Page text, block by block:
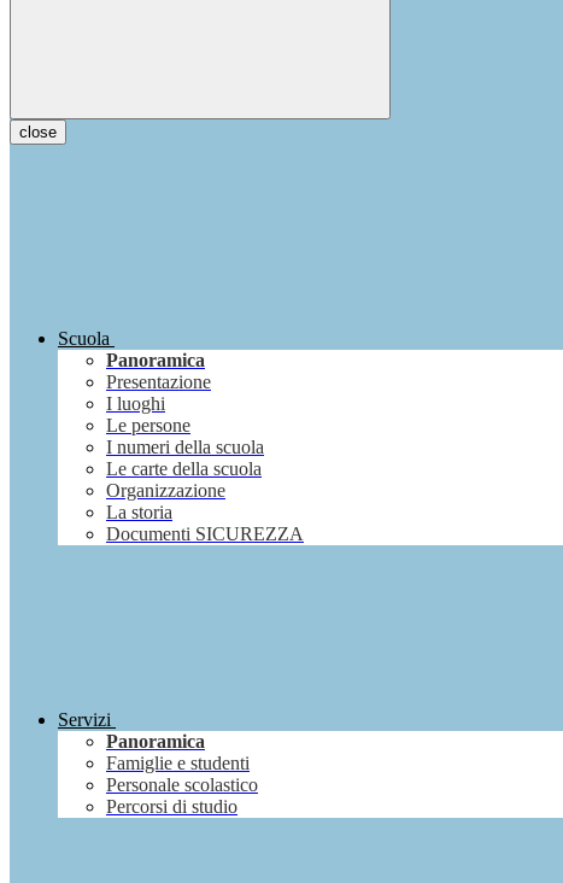
close
Scuola
Panoramica
Presentazione
I luoghi
Le persone
I numeri della scuola
Le carte della scuola
Organizzazione
La storia
Documenti SICUREZZA
Servizi
Panoramica
Famiglie e studenti
Personale scolastico
Percorsi di studio